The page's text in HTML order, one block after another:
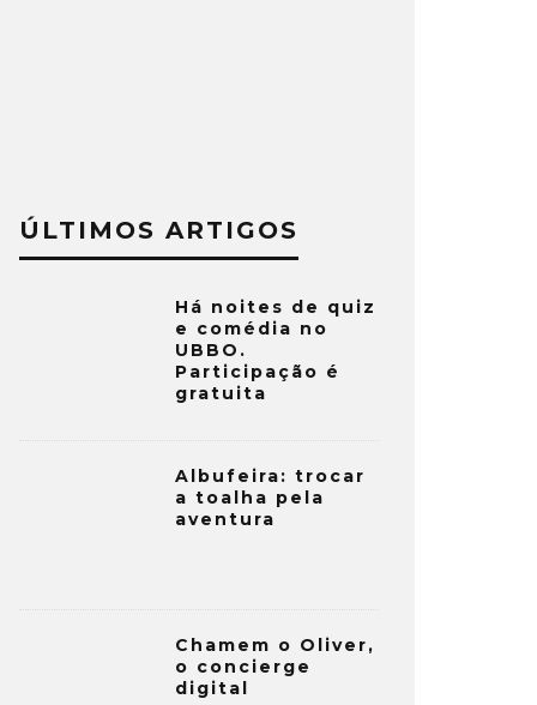
ÚLTIMOS ARTIGOS
Há noites de quiz
e comédia no
UBBO.
Participação é
gratuita
Albufeira: trocar
a toalha pela
aventura
Chamem o Oliver,
o concierge
digital